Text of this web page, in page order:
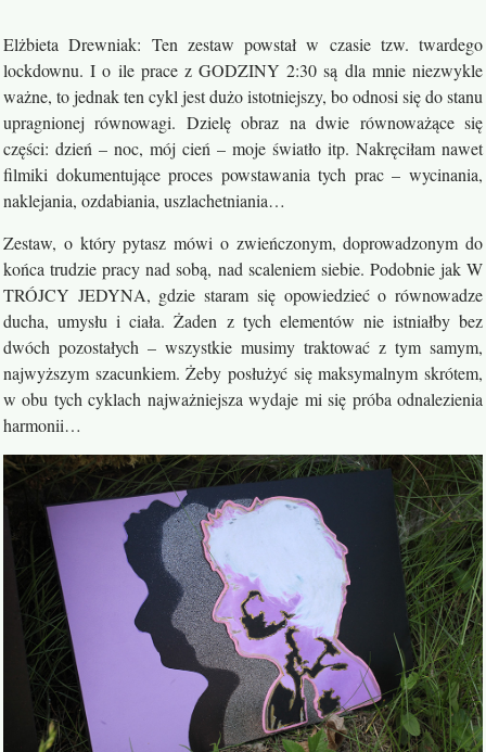
Elżbieta Drewniak: Ten zestaw powstał w czasie tzw. twardego
lockdownu. I o ile prace z GODZINY 2:30 są dla mnie niezwykle
ważne, to jednak ten cykl jest dużo istotniejszy, bo odnosi się do stanu
upragnionej równowagi. Dzielę obraz na dwie równoważące się
części: dzień – noc, mój cień – moje światło itp. Nakręciłam nawet
filmiki dokumentujące proces powstawania tych prac – wycinania,
naklejania, ozdabiania, uszlachetniania…
Zestaw, o który pytasz mówi o zwieńczonym, doprowadzonym do
końca trudzie pracy nad sobą, nad scaleniem siebie. Podobnie jak W
TRÓJCY JEDYNA, gdzie staram się opowiedzieć o równowadze
ducha, umysłu i ciała. Żaden z tych elementów nie istniałby bez
dwóch pozostałych – wszystkie musimy traktować z tym samym,
najwyższym szacunkiem. Żeby posłużyć się maksymalnym skrótem,
w obu tych cyklach najważniejsza wydaje mi się próba odnalezienia
harmonii…